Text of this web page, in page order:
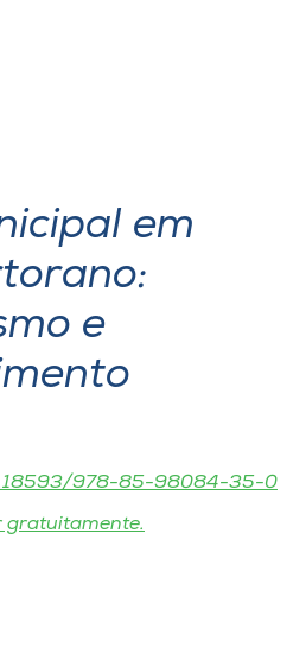
em
e
978-85-98084-35-0
gratuitamente.